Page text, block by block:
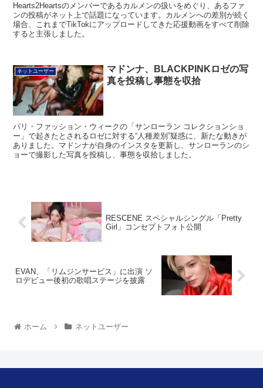
Hearts2Heartsのメンバーであるカルメンの扱いをめぐり、あるファ
ンの投稿がネット上で話題になっています。カルメンへの差別が続く
場合、これまでTikTokにアップロードしてきた応援動画をすべて削除
すると主張しました。
ネットユーザー
マドンナ、BLACKPINKロゼの写
真を投稿し事態を収拾
パリ・ファッション・ウィークの「サンローラン コレクションショ
ー」で起きたとされるロゼに対する“人種差別”疑惑に、新たな動きが
ありました。マドンナが自身のインスタを更新し、サンローランのシ
ョーで撮影した写真を投稿し、事態を収拾しました。
RESCENE スペシャルシングル「Pretty
Girl」コンセプトフォト公開
EVAN、「リムジンサービス」に出演 ソ
ロデビュー後初の歌唱ステージを披露
ホーム ネットユーザー